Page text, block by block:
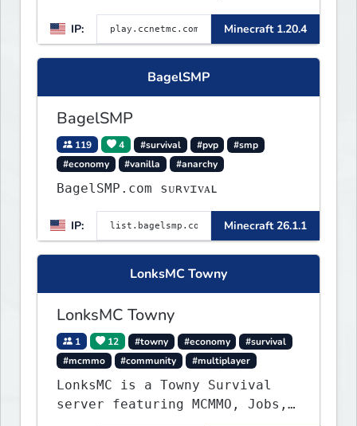
map of Earth using tanks,
warships, guns and more.
building cities that the world
IP: Minecraft 1.20.4
BagelSMP
BagelSMP
119 4 #survival #pvp
#smp
#economy
#vanilla #anarchy
BagelSMP.com ѕᴜʀᴠɪᴠᴀʟ
IP: Minecraft 26.1.1
LonksMC Towny
LonksMC Towny
1 12 #towny #economy
#survival
#mcmmo
#community #multiplayer
LonksMC is a Towny Survival
server featuring MCMMO, Jobs,